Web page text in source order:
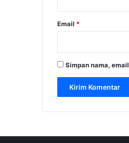
Email *
Simpan nama,